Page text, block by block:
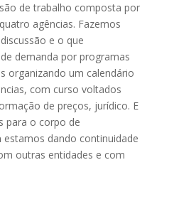
de trabalho composta por
agências. Fazemos
e o que
demanda por programas
organizando um calendário
com curso voltados
de preços, jurídico. E
para o corpo de
dando continuidade
outras entidades e com